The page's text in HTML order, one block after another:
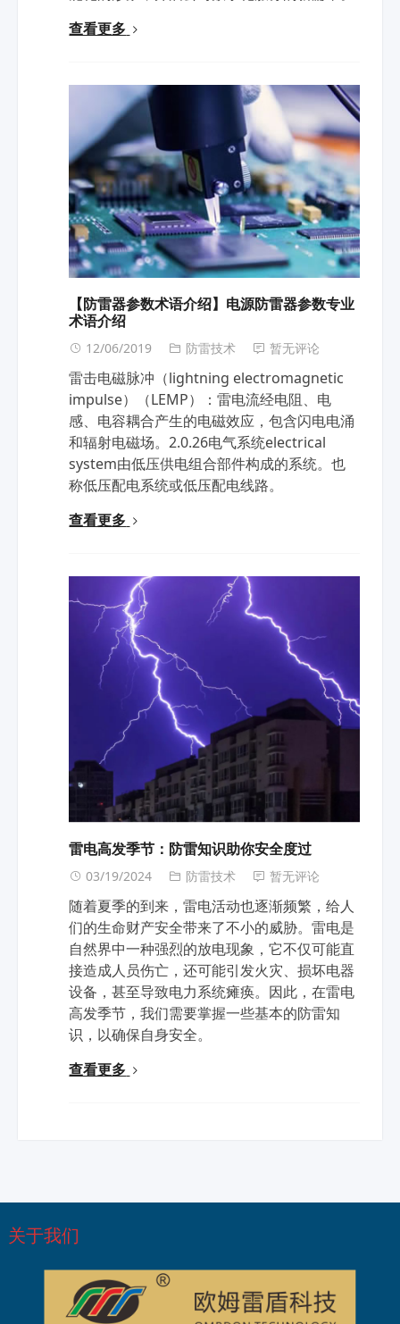
查看更多
【防雷器参数术语介绍】电源防雷器参数专业
术语介绍
12/06/2019 防雷技术 暂无评论
雷击电磁脉冲（lightning electromagnetic
impulse）（LEMP）：雷电流经电阻、电
感、电容耦合产生的电磁效应，包含闪电电涌
和辐射电磁场。2.0.26电气系统electrical
system由低压供电组合部件构成的系统。也
称低压配电系统或低压配电线路。
查看更多
雷电高发季节：防雷知识助你安全度过
03/19/2024 防雷技术 暂无评论
随着夏季的到来，雷电活动也逐渐频繁，给人
们的生命财产安全带来了不小的威胁。雷电是
自然界中一种强烈的放电现象，它不仅可能直
接造成人员伤亡，还可能引发火灾、损坏电器
设备，甚至导致电力系统瘫痪。因此，在雷电
高发季节，我们需要掌握一些基本的防雷知
识，以确保自身安全。
查看更多
关于我们